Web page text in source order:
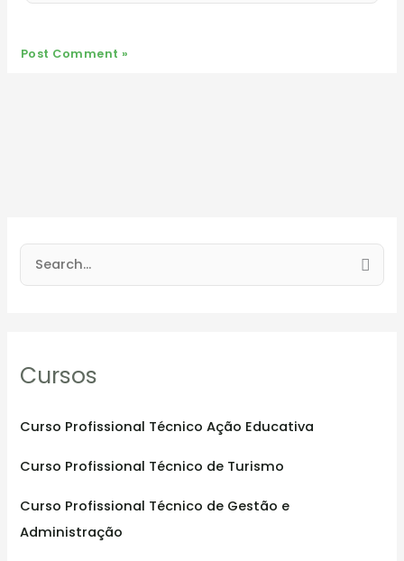
c
f
r
:
Cursos
Curso Profissional Técnico Ação Educativa
Curso Profissional Técnico de Turismo
Curso Profissional Técnico de Gestão e
Administração